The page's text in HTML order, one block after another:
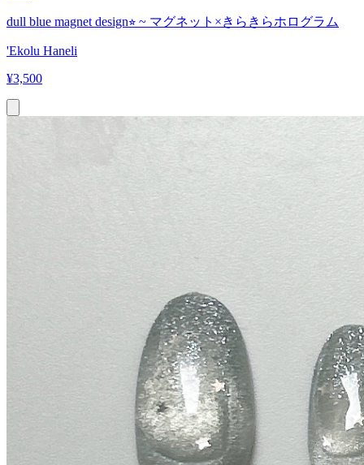
dull blue magnet design⭐︎ ~ マグネット×きらきらホログラム
'Ekolu Haneli
¥3,500